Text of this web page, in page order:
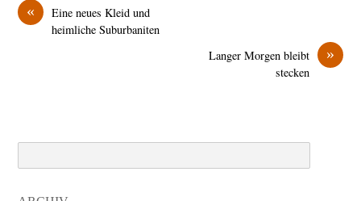
«
Eine neues Kleid und
heimliche Suburbaniten
»
Langer Morgen bleibt
stecken